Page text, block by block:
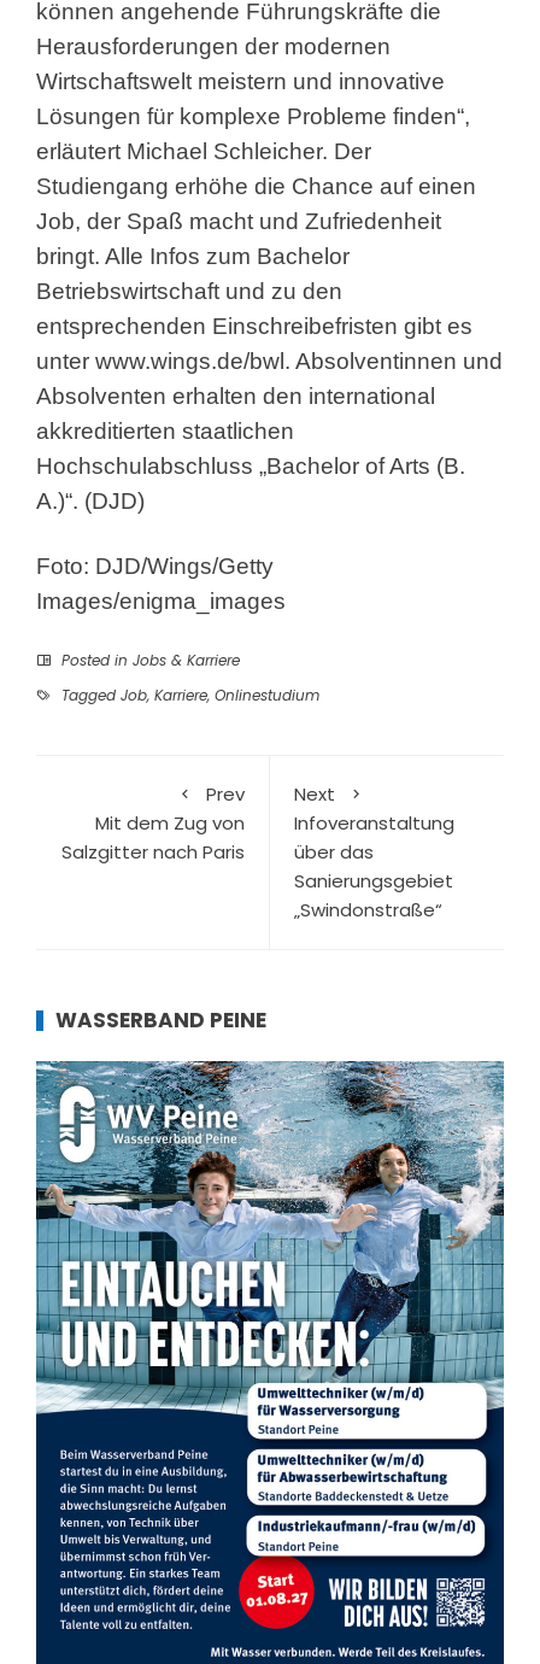
können angehende Führungskräfte die
Herausforderungen der modernen
Wirtschaftswelt meistern und innovative
Lösungen für komplexe Probleme finden“,
erläutert Michael Schleicher. Der
Studiengang erhöhe die Chance auf einen
Job, der Spaß macht und Zufriedenheit
bringt. Alle Infos zum Bachelor
Betriebswirtschaft und zu den
entsprechenden Einschreibefristen gibt es
unter www.wings.de/bwl. Absolventinnen und
Absolventen erhalten den international
akkreditierten staatlichen
Hochschulabschluss „Bachelor of Arts (B.
A.)“. (DJD)
Foto: DJD/Wings/Getty
Images/enigma_images
Posted in Jobs & Karriere
Tagged Job, Karriere, Onlinestudium
Prev
Mit dem Zug von
Salzgitter nach Paris
Next
Infoveranstaltung
über das
Sanierungsgebiet
„Swindonstraße“
WASSERBAND PEINE